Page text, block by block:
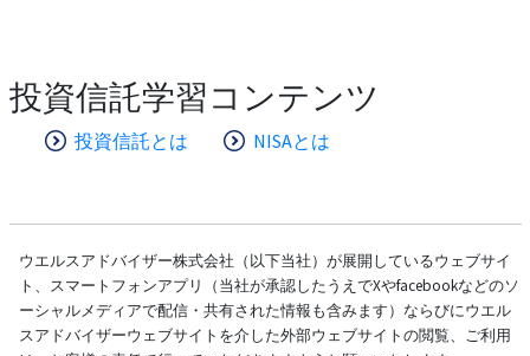
投資信託学習コンテンツ
投資信託とは NISAとは
ウエルスアドバイザー株式会社（以下当社）が展開しているウェブサイ
ト、スマートフォンアプリ（当社が承認したうえでXやfacebookなどのソ
ーシャルメディアで配信・共有された情報も含みます）ならびにウエル
スアドバイザーウェブサイトを介した外部ウェブサイトの閲覧、ご利用